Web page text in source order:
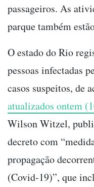
passageiros. As
parque também
O estado do Rio
pessoas infectadas
casos suspeitos, de
atualizados ontem
Wilson Witzel,
decreto com
propagação
(Covid-19)”, que